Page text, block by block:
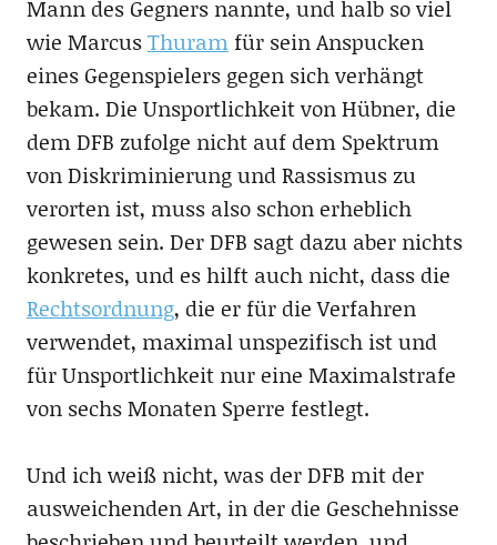
Mann des Gegners nannte, und halb so viel
wie MarcusThuramfür sein Anspucken
eines Gegenspielers gegen sich verhängt
bekam. Die Unsportlichkeit von Hübner, die
dem DFB zufolge nicht auf dem Spektrum
von Diskriminierung und Rassismus zu
verorten ist, muss also schon erheblich
gewesen sein. Der DFB sagt dazu aber nichts
konkretes, und es hilft auch nicht, dass die
Rechtsordnung, die er für die Verfahren
verwendet, maximal unspezifisch ist und
für Unsportlichkeit nur eine Maximalstrafe
von sechs Monaten Sperre festlegt.
Und ich weiß nicht, was der DFB mit der
ausweichenden Art, in der die Geschehnisse